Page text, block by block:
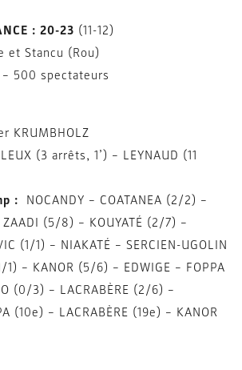
: 20-23 (11-12)
et Stancu (Rou)
– 500 spectateurs
KRUMBHOLZ
(3 arrêts, 1’) – LEYNAUD (11
: NOCANDY – COATANEA (2/2) –
(5/8) – KOUYATÉ (2/7) –
(1/1) – NIAKATÉ – SERCIEN-UGOLIN
1) – KANOR (5/6) – EDWIGE – FOPPA
(0/3) – LACRABÈRE (2/6) –
(10e) – LACRABÈRE (19e) – KANOR